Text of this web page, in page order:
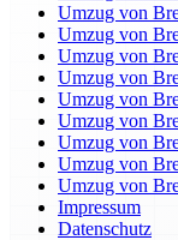
Umzug von
Umzug von
Umzug von
Umzug von
Umzug von
Umzug von
Umzug von
Umzug von
Umzug von
Impressum
Datenschutz